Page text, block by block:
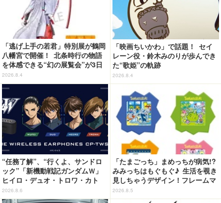
「逃げ上手の若君」特別展が鶴岡
八幡宮で開催！ 北条時行の物語
を体感できる“幻の展覧会”が3日
間限定で登場【8/28～30】
2026.8.4
「映画ちいかわ」で話題！ セイ
レーン役・鈴木みのりが歩んでき
た“歌姫”の軌跡
2026.8.4
“任務了解”、“行くよ、サンドロ
ック”「新機動戦記ガンダムＷ」
ヒイロ・デュオ・トロワ・カト
ル・五飛の声がする…！ 新規録
り下ろしボイス搭載のワイヤレス
2026.8.6
「たまごっち」まめっちが病気!?
みみっちはもぐもぐ♪ 生活を覗き
見しちゃうデザイン！フレームマ
グネット「ぴたっとフレーム」登
場☆
2026.8.5